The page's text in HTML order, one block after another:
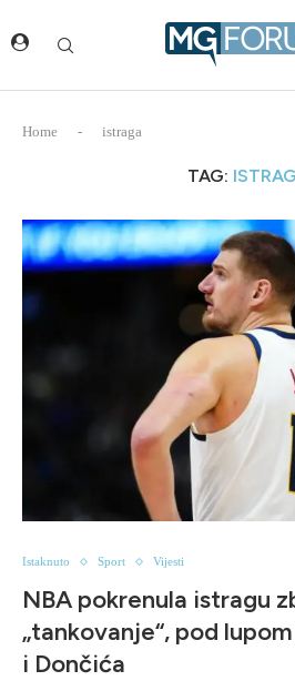
Home - istraga
TAG:
Istaknuto Sport Vijesti
NBA pokrenula istragu
„tankovanje“, pod
i Dončića